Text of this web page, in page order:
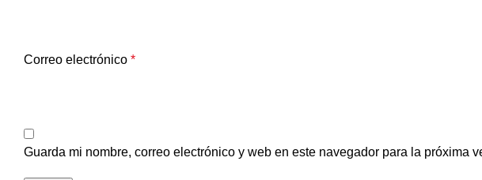
Correo electrónico *
Guarda mi nombre, correo electrónico y web en este navegador para la próxima